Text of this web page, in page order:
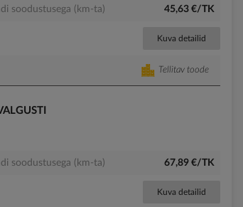
soodustusega (km-ta) 45,63 €/TK
Kuva detailid
Tellitav toode
soodustusega (km-ta) 67,89 €/TK
Kuva detailid